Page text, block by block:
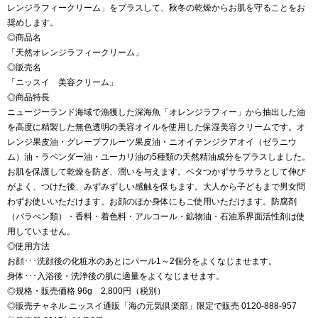
レンジラフィークリーム」をプラスして、秋冬の乾燥からお肌を守ることをお
奨めします。
◎商品名
「天然オレンジラフィークリーム」
◎販売名
「ニッスイ 美容クリーム」
◎商品特長
ニュージーランド海域で漁獲した深海魚「オレンジラフィー」から抽出した油
を高度に精製した無色透明の美容オイルを使用した保湿美容クリームです。オ
レンジ果皮油・グレープフルーツ果皮油・ニオイテンジクアオイ（ゼラニウ
ム）油・ラベンダー油・ユーカリ油の5種類の天然精油成分をプラスしました。
お肌を保護して乾燥を防ぎ、潤いを与えます。ベタつかずサラサラとして伸び
がよく、つけた後、みずみずしい感触を保ちます。大人から子どもまで男女問
わずお使いいただけます。お顔のほか身体にもご使用いただけます。防腐剤
（パラべン類）・香料・着色料・アルコール・鉱物油・石油系界面活性剤は使
用していません。
◎使用方法
お顔･･･洗顔後の化粧水のあとにパール1～2個分をよくなじませます。
身体･･･入浴後・洗浄後の肌に適量をよくなじませます。
◎規格・販売価格 96g 2,800円（税別）
◎販売チャネル ニッスイ通販「海の元気倶楽部」限定で販売 0120-888-957